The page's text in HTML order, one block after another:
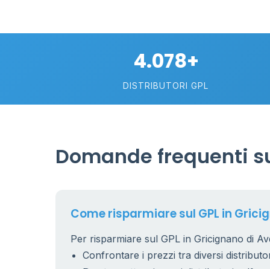
9
4.078+
DISTRIBUTORI GPL
Domande frequenti
Come risparmiare sul GPL in
Per risparmiare sul GPL in Gricignano di
Confrontare i prezzi tra diversi